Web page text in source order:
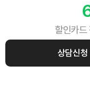
할인카드
상담신청